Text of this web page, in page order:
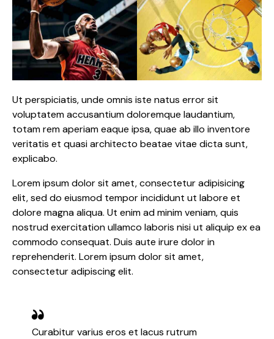
Ut perspiciatis, unde omnis iste natus error sit
voluptatem accusantium doloremque laudantium,
totam rem aperiam eaque ipsa, quae ab illo inventore
veritatis et quasi architecto beatae vitae dicta sunt,
explicabo.
Lorem ipsum dolor sit amet, consectetur adipisicing
elit, sed do eiusmod tempor incididunt ut labore et
dolore magna aliqua. Ut enim ad minim veniam, quis
nostrud exercitation ullamco laboris nisi ut aliquip ex ea
commodo consequat. Duis aute irure dolor in
reprehenderit. Lorem ipsum dolor sit amet,
consectetur adipiscing elit.
Curabitur varius eros et lacus rutrum